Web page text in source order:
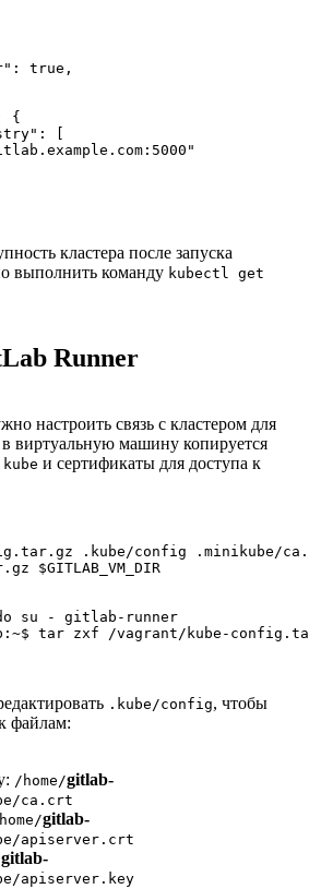
true,
{
[
кластера после запуска
выполнить команду kubectl get
Runner
настроить связь с кластером для
в виртуальную машину копируется
и сертификаты для доступа к
.kube/config .minikube/
$GITLAB_VM_DIR
su - gitlab-runner
tar zxf /vagrant/kube-
.kube/config, чтобы
файлам:
/home/gitlab-
ca.crt
gitlab-
apiserver.crt
gitlab-
apiserver.key